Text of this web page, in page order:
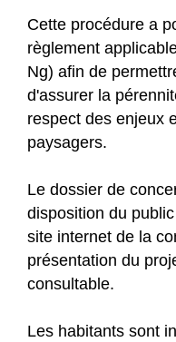
Cette procédure a
règlement
Ng) afin de
d'assurer la
respect des enjeux
paysagers.
Le dossier de
disposition du
site internet de la
présentation du
consultable.
Les habitants sont